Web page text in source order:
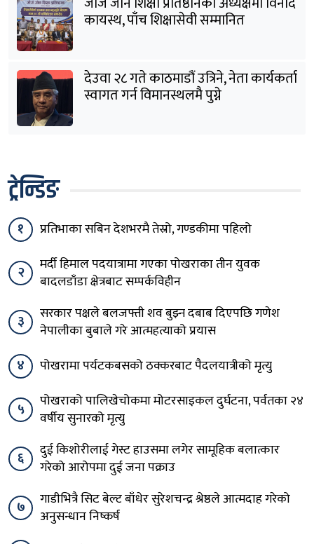
कायस्थ, पाँच शिक्षासेवी सम्मानित
देउवा २८ गते काठमाडौं उत्रिने, नेता कार्यकर्ता
स्वागत गर्न विमानस्थलमै पुग्ने
ट्रेन्डिङ
१ प्रतिभाका सबिन देशभरमै तेस्रो, गण्डकीमा पहिलो
२
मर्दी हिमाल पदयात्रामा गएका पोखराका तीन युवक
बादलडाँडा क्षेत्रबाट सम्पर्कविहीन
३
सरकार पक्षले बलजफ्ती शव बुझ्न दबाब दिएपछि गणेश
नेपालीका बुबाले गरे आत्महत्याको प्रयास
४
पोखरामा पर्यटकबसको ठक्करबाट पैदलयात्रीको मृत्यु
५
पोखराको पालिखेचोकमा मोटरसाइकल दुर्घटना, पर्वतका २४
वर्षीय सुनारको मृत्यु
६
दुई किशोरीलाई गेस्ट हाउसमा लगेर सामूहिक बलात्कार
गरेको आरोपमा दुई जना पक्राउ
७
गाडीभित्रै सिट बेल्ट बाँधेर सुरेशचन्द्र श्रेष्ठले आत्मदाह गरेको
अनुसन्धान निष्कर्ष